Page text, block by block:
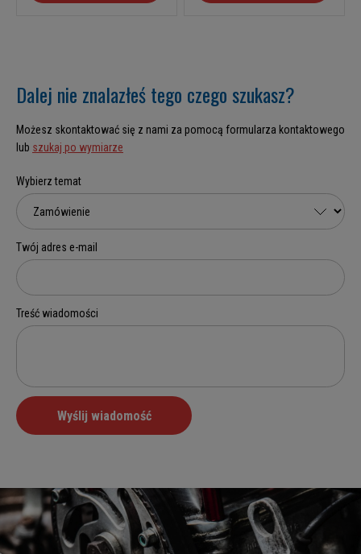
Dalej nie znalazłeś tego czego szukasz?
Możesz skontaktować się z nami za pomocą formularza kontaktowego
lub szukaj po wymiarze